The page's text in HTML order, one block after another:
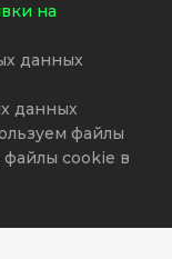
на
данных
данных
файлы
cookie в